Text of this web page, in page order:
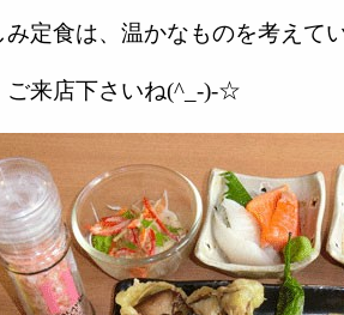
み定食は、温かなものを考えて
ご来店下さいね(^_-)-☆